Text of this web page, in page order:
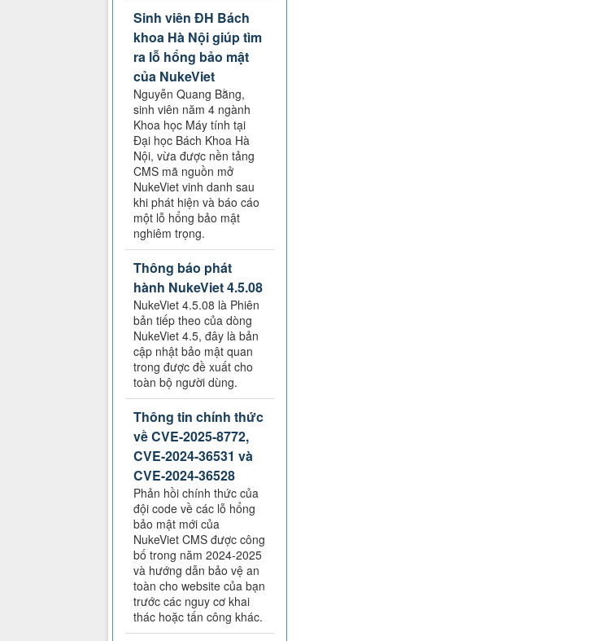
Sinh viên ĐH Bách
khoa Hà Nội giúp tìm
ra lỗ hổng bảo mật
của NukeViet
Nguyễn Quang Bằng,
sinh viên năm 4 ngành
Khoa học Máy tính tại
Đại học Bách Khoa Hà
Nội, vừa được nền tảng
CMS mã nguồn mở
NukeViet vinh danh sau
khi phát hiện và báo cáo
một lỗ hổng bảo mật
nghiêm trọng.
Thông báo phát
hành NukeViet 4.5.08
NukeViet 4.5.08 là Phiên
bản tiếp theo của dòng
NukeViet 4.5, đây là bản
cập nhật bảo mật quan
trong được đề xuất cho
toàn bộ người dùng.
Thông tin chính thức
về CVE-2025-8772,
CVE-2024-36531 và
CVE-2024-36528
Phản hồi chính thức của
đội code về các lỗ hổng
bảo mật mới của
NukeViet CMS được công
bố trong năm 2024-2025
và hướng dẫn bảo vệ an
toàn cho website của bạn
trước các nguy cơ khai
thác hoặc tấn công khác.